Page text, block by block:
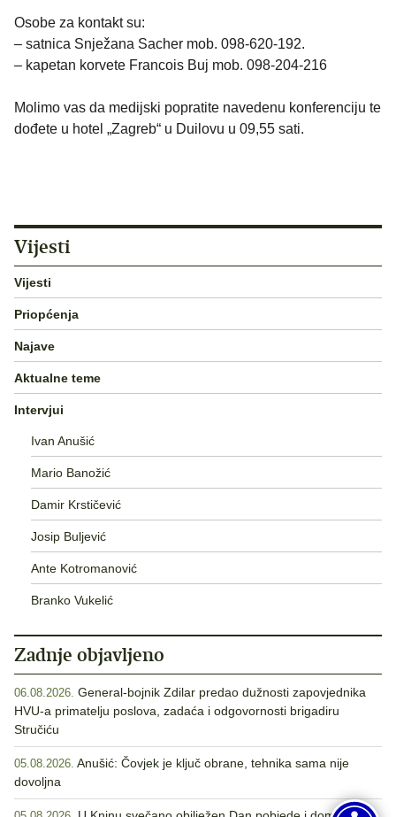
Osobe za kontakt su:
– satnica Snježana Sacher mob. 098-620-192.
– kapetan korvete Francois Buj mob. 098-204-216
Molimo vas da medijski popratite navedenu konferenciju te
dođete u hotel „Zagreb“ u Duilovu u 09,55 sati.
Vijesti
Vijesti
Priopćenja
Najave
Aktualne teme
Intervjui
Ivan Anušić
Mario Banožić
Damir Krstičević
Josip Buljević
Ante Kotromanović
Branko Vukelić
Zadnje objavljeno
06.08.2026. General-bojnik Zdilar predao dužnosti zapovjednika
HVU-a primatelju poslova, zadaća i odgovornosti brigadiru
Stručiću
05.08.2026. Anušić: Čovjek je ključ obrane, tehnika sama nije
dovoljna